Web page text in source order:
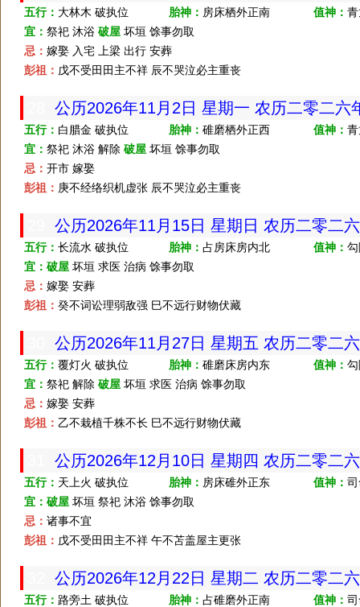
五行： 大林木 破执位 胎神： 房床栖外正南 值神：
宜： 祭祀 沐浴 破屋 坏垣 馀事勿取
忌： 嫁娶 入宅 上梁 出行 安葬
彭祖： 戊不受田田主不祥 辰不哭泣必主重丧
公历2026年11月2日 星期一 农历二零二
五行： 白腊金 破执位 胎神： 碓磨栖外正西 值神：
宜： 祭祀 沐浴 解除 破屋 坏垣 馀事勿取
忌： 开市 嫁娶
彭祖： 庚不经络织机虚张 辰不哭泣必主重丧
公历2026年11月15日 星期日 农历二零二
五行： 长流水 破执位 胎神： 占房床房内北 值神：
宜： 破屋 坏垣 求医 治病 馀事勿取
忌： 嫁娶 安葬
彭祖： 癸不词讼理弱敌强 巳不远行财物伏藏
公历2026年11月27日 星期五 农历二零二
五行： 覆灯火 破执位 胎神： 碓磨床房内东 值神：
宜： 祭祀 解除 破屋 坏垣 求医 治病 馀事勿取
忌： 嫁娶 安葬
彭祖： 乙不栽植千株不长 巳不远行财物伏藏
公历2026年12月10日 星期四 农历二零二
五行： 天上火 破执位 胎神： 房床碓外正东 值神：
宜： 破屋 坏垣 祭祀 沐浴 馀事勿取
忌： 诸事不宜
彭祖： 戊不受田田主不祥 午不苫盖屋主更张
公历2026年12月22日 星期二 农历二零二
五行： 路旁土 破执位 胎神： 占碓磨外正南 值神：